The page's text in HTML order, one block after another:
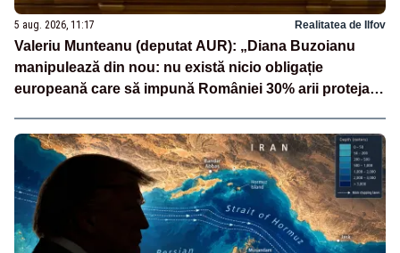
5 aug. 2026, 11:17 Realitatea de Ilfov
Valeriu Munteanu (deputat AUR): „Diana Buzoianu
manipulează din nou: nu există nicio obligație
europeană care să impună României 30% arii protejate